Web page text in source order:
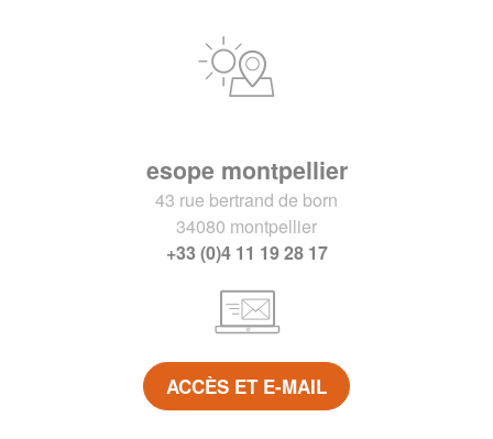
esope montpellier
43 rue bertrand de born
34080 montpellier
+33 (0)4 11 19 28 17
ACCÈS ET E-MAIL